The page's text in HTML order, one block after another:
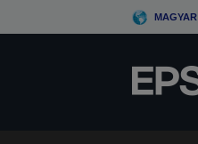
to
MAGYAR